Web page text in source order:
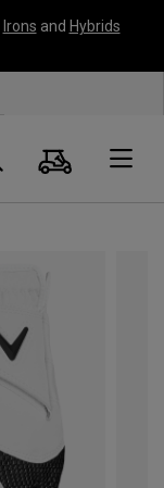
Irons and Hybrids
Suche